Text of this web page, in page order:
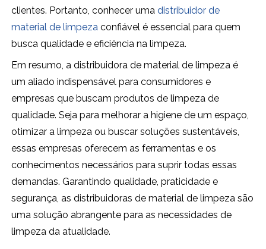
clientes. Portanto, conhecer umadistribuidor de
material de limpeza confiável é essencial para quem
busca qualidade e eficiência na limpeza.
Em resumo, a distribuidora de material de limpeza é
um aliado indispensável para consumidores e
empresas que buscam produtos de limpeza de
qualidade. Seja para melhorar a higiene de um espaço,
otimizar a limpeza ou buscar soluções sustentáveis,
essas empresas oferecem as ferramentas e os
conhecimentos necessários para suprir todas essas
demandas. Garantindo qualidade, praticidade e
segurança, as distribuidoras de material de limpeza são
uma solução abrangente para as necessidades de
limpeza da atualidade.